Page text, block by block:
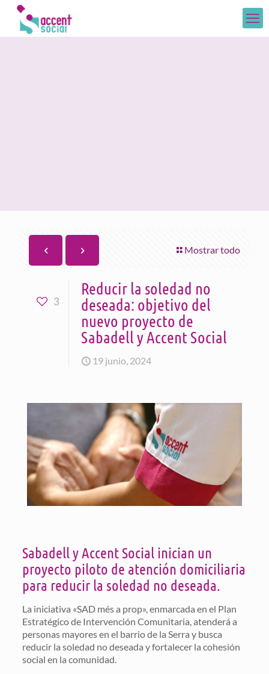
Mostrar todo
3
Reducir la soledad no
deseada: objetivo del
nuevo proyecto de
Sabadell y Accent Social
19 junio, 2024
Sabadell y Accent Social inician un
proyecto piloto de atención domiciliaria
para reducir la soledad no deseada.
La iniciativa «SAD més a prop», enmarcada en el Plan
Estratégico de Intervención Comunitaria, atenderá a
personas mayores en el barrio de la Serra y busca
reducir la soledad no deseada y fortalecer la cohesión
social en la comunidad.